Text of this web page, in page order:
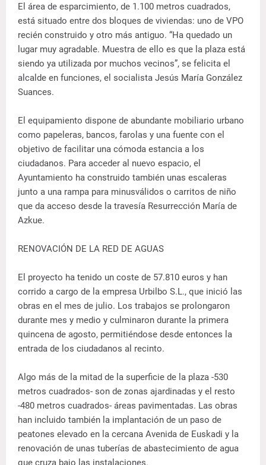
El área de esparcimiento, de 1.100 metros cuadrados,
está situado entre dos bloques de viviendas: uno de VPO
recién construido y otro más antiguo. “Ha quedado un
lugar muy agradable. Muestra de ello es que la plaza está
siendo ya utilizada por muchos vecinos”, se felicita el
alcalde en funciones, el socialista Jesús María González
Suances.
El equipamiento dispone de abundante mobiliario urbano
como papeleras, bancos, farolas y una fuente con el
objetivo de facilitar una cómoda estancia a los
ciudadanos. Para acceder al nuevo espacio, el
Ayuntamiento ha construido también unas escaleras
junto a una rampa para minusválidos o carritos de niño
que da acceso desde la travesía Resurrección María de
Azkue.
RENOVACIÓN DE LA RED DE AGUAS
El proyecto ha tenido un coste de 57.810 euros y han
corrido a cargo de la empresa Urbilbo S.L., que inició las
obras en el mes de julio. Los trabajos se prolongaron
durante mes y medio y culminaron durante la primera
quincena de agosto, permitiéndose desde entonces la
entrada de los ciudadanos al recinto.
Algo más de la mitad de la superficie de la plaza -530
metros cuadrados- son de zonas ajardinadas y el resto
-480 metros cuadrados- áreas pavimentadas. Las obras
han incluido también la implantación de un paso de
peatones elevado en la cercana Avenida de Euskadi y la
renovación de unas tuberías de abastecimiento de agua
que cruza bajo las instalaciones.